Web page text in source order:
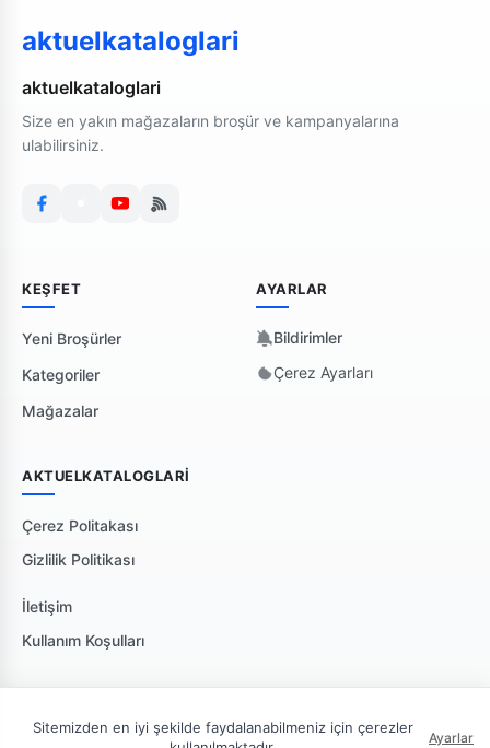
aktuelkataloglari
aktuelkataloglari
Size en yakın mağazaların broşür ve kampanyalarına
ulabilirsiniz.
KEŞFET
Yeni Broşürler
Kategoriler
Mağazalar
AYARLAR
Bildirimler
Çerez Ayarları
AKTUELKATALOGLARI
Çerez Politakası
Gizlilik Politikası
İletişim
Kullanım Koşulları
Sitemizden en iyi şekilde faydalanabilmeniz için çerezler
Ayarlar